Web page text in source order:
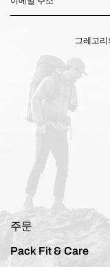
그레고
주문
Pack Fit & Care